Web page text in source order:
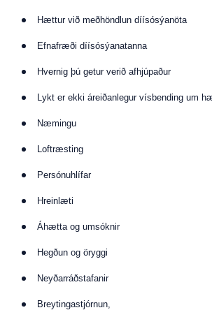
Hættur við meðhöndlun díísósýanöta
Efnafræði díísósýanatanna
Hvernig þú getur verið afhjúpaður
Lykt er ekki áreiðanlegur vísbending um
Næmingu
Loftræsting
Persónuhlífar
Hreinlæti
Áhætta og umsóknir
Hegðun og öryggi
Neyðarráðstafanir
Breytingastjórnun,